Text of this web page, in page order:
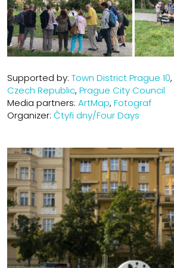
Supported by: Town District Prague 10,
Czech Republic, Prague City Council
Media partners: ArtMap, Fotograf
Organizer: Čtyři dny/Four Days